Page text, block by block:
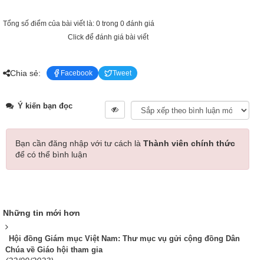
Tổng số điểm của bài viết là: 0 trong 0 đánh giá
Click để đánh giá bài viết
Chia sẻ: Facebook Tweet
Ý kiến bạn đọc
Bạn cần đăng nhập với tư cách là Thành viên chính thức
để có thể bình luận
Những tin mới hơn
Hội đồng Giám mục Việt Nam: Thư mục vụ gửi cộng đồng Dân
Chúa về Giáo hội tham gia